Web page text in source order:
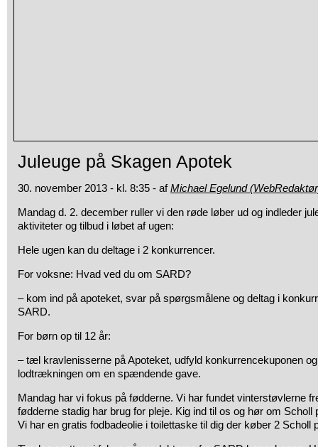
Juleuge på Skagen Apotek
30. november 2013 - kl. 8:35 - afMichael Egelund
Mandag d. 2. december ruller vi den røde løber ud og indleder
aktiviteter og tilbud i løbet af ugen:
Hele ugen kan du deltage i 2 konkurrencer.
For voksne: Hvad ved du om SARD?
– kom ind på apoteket, svar på spørgsmålene og deltag i
SARD.
For børn op til 12 år:
– tæl kravlenisserne på Apoteket, udfyld konkurrencekuponen
lodtrækningen om en spændende gave.
Mandag har vi fokus på fødderne. Vi har fundet vinterstøvlerne
fødderne stadig har brug for pleje. Kig ind til os og hør om Scholl
Vi har en gratis fodbadeolie i toilettaske til dig der køber 2 Scholl